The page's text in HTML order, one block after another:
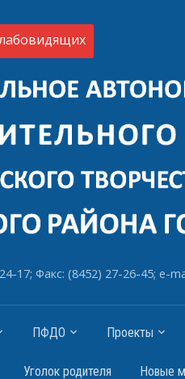
17; Факс: (8452) 27-26-45; e-
ПФДО Проекты
Уголок родителя Новые